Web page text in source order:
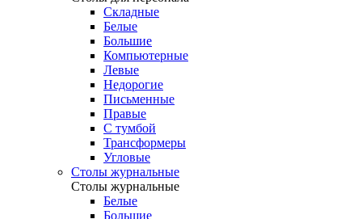
Cкладные
Белые
Большие
Компьютерные
Левые
Недорогие
Письменные
Правые
С тумбой
Трансформеры
Угловые
Столы журнальные
Столы журнальные
Белые
Большие